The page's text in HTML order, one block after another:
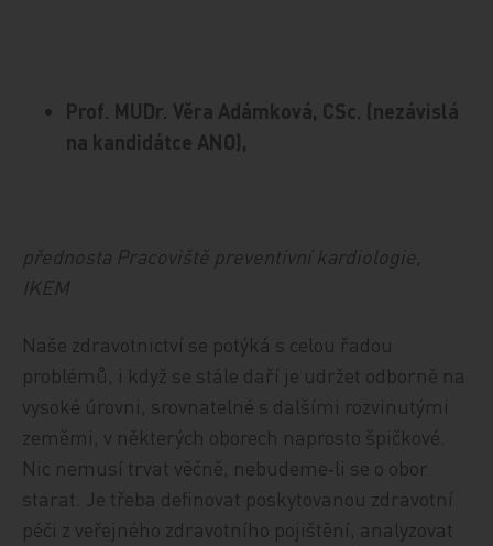
Prof. MUDr. Věra Adámková, CSc. (nezávislá
na kandidátce ANO),
přednosta Pracoviště preventivní kardiologie,
IKEM
Naše zdravotnictví se potýká s celou řadou
problémů, i když se stále daří je udržet odborně na
vysoké úrovni, srovnatelné s dalšími rozvinutými
zeměmi, v některých oborech naprosto špičkové.
Nic nemusí trvat věčně, nebudeme‑li se o obor
starat. Je třeba definovat poskytovanou zdravotní
péči z veřejného zdravotního pojištění, analyzovat